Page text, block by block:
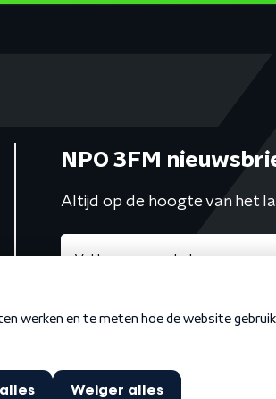
NPO 3FM
Altijd op de hoogte van het